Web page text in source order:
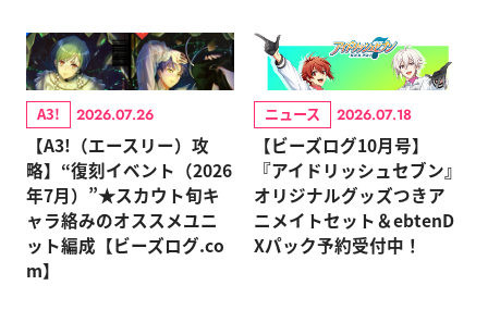
A3! 2026.07.26
【A3!（エースリー）攻
略】“復刻イベント（2026
年7月）”★スカウト旬キ
ャラ絡みのオススメユニ
ット編成【ビーズログ.co
m】
ニュース 2026.07.18
【ビーズログ10月号】
『アイドリッシュセブン』
オリジナルグッズつきア
ニメイトセット＆ebtenD
Xパック予約受付中！